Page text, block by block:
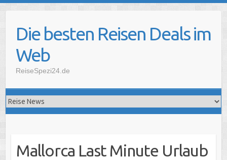
Die besten Reisen Deals im
Web
ReiseSpezi24.de
Mallorca Last Minute Urlaub